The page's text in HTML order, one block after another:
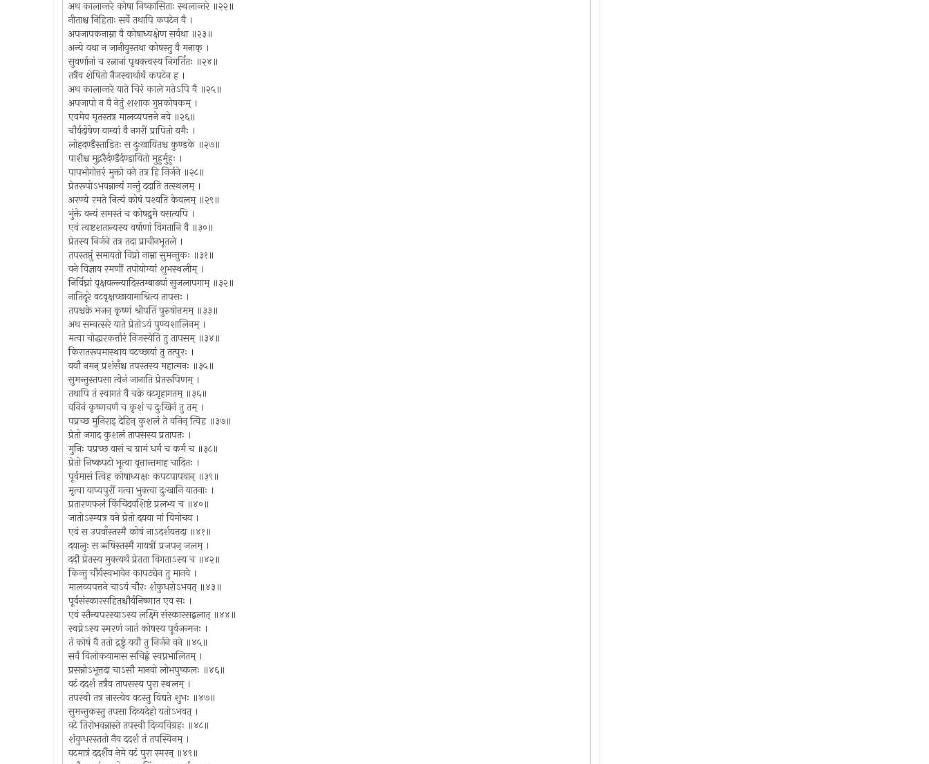
अथ कालान्तरे कोषा निष्कासिताः स्थलान्तरे ॥२२॥
नीताश्च निहिताः सर्वे तथापि कपटेन वै ।
अपजापकनाम्ना वै कोषाध्यक्षेण सर्वथा ॥२३॥
अन्ये यथा न जानीयुस्तथा कोषस्तु वै मनाक् ।
सुवर्णानां च रत्नानां पृथक्त्वस्य निगर्तितः ॥२४॥
तत्रैव शेषितो नैजस्वार्थार्थं कपटेन ह ।
अथ कालान्तरे याते चिरं काले गतेऽपि वै ॥२५॥
अपजापो न वै नेतुं शशाक गुप्तकोषकम् ।
एवमेव मृतस्तत्र मालव्यपत्तने नवे ॥२६॥
चौर्यदोषेण याम्यां वै नगरीं प्रापितो यमैः ।
लोहदण्डैस्ताडितः स दुःखायितश्च कुण्डके ॥२७॥
पाशैश्च मुद्गरैर्दण्डैर्दण्डायितो मुहुर्मुहुः ।
पापभोगोत्तरं मुक्तो वने तत्र हि निर्जने ॥२८॥
प्रेतरूपोऽभवन्नान्यं गन्तुं ददाति तत्स्थलम् ।
अरण्ये रमते नित्यं कोषं पश्यति केवलम् ॥२९॥
भुंक्ते वन्यं समस्तं च कोषद्रुमे वसत्यपि ।
एवं त्वष्टशतान्यस्य वर्षाणां विगतानि वै ॥३०॥
प्रेतस्य निर्जने तत्र तदा प्राचीनभूतले ।
तपस्तप्तुं समायतो विप्रो नाम्ना सुमन्तुकः ॥३१॥
वने विज्ञाय रमणीं तपोयोग्यां शुभस्थलीम् ।
निर्विघ्नां वृक्षवल्ल्यादिस्तम्बाढ्यां सुजलापगाम् ॥३२॥
नातिदूरे वटवृक्षच्छायामाश्रित्य तापसः ।
तपश्चक्रे भजन् कृष्णं श्रीपतिं पुरुषोत्तमम् ॥३३॥
अथ सम्वत्सरे याते प्रेतोऽयं पुण्यशालिनम् ।
मत्वा चोद्धारकर्त्तारं निजस्येति तु तापसम् ॥३४॥
किरातरूपमास्थाय वटच्छायां तु तत्पुरः ।
ययौ नमन् प्रशंसँश्च तपस्तस्य महात्मनः ॥३५॥
सुमन्तुस्तपसा त्वेनं जानाति प्रेतरूपिणम् ।
तथापि तं स्वागतं वै चक्रे वटगृहागतम् ॥३६॥
वनिनं कृष्णवर्णं च कृशं च दुःखिनं तु तम् ।
पप्रच्छ मुनिराड् देहिन् कुशलं ते वनिन् त्विह ॥३७॥
प्रेतो जगाद कुशलं तापसस्य प्रतापतः ।
मुनिः पप्रच्छ वासं च ग्रामं धर्मं च कर्म च ॥३८॥
प्रेतो निष्कपटो भूत्वा वृत्तान्तमाह चादितः ।
पूर्वमासं त्विह कोषाध्यक्षः कपटपापवान् ॥३९॥
मृत्वा याप्यपुरीं गत्वा भुक्त्वा दुःखानि यातनाः ।
प्रतारणफलं किंचिदवशिष्टं प्रलभ्य च ॥४०॥
जातोऽस्म्यत्र वने प्रेतो दयया मां विमोचय ।
एवं स उपवाँस्तस्मै कोषं नाऽदर्शयत्तदा ॥४१॥
दयालुः स ऋषिस्तस्मै गायत्रीं प्रजपन् जलम् ।
ददौ प्रेतस्य मुक्त्यर्थं प्रेतता विगताऽस्य च ॥४२॥
किन्तु चौर्यस्वभावेन कापट्येन तु मानवे ।
मालव्यपत्तने चाऽयं चौरः शंकुधरोऽभवत् ॥४३॥
पूर्वसंस्कारसहितश्चौर्यनिष्णात एव सः ।
एवं स्तैन्यपरस्याऽस्य लक्ष्मि संस्कारसद्बलात् ॥४४॥
स्वप्नेऽस्य स्मरणं जातं कोषस्य पूर्वजन्मनः ।
तं कोषं वै ततो द्रष्टुं ययौ तु निर्जने वने ॥४५॥
सर्वं विलोकयामास सचिह्नं स्वप्नभालितम् ।
प्रसन्नोऽभूत्तदा चाऽसौ मानवो लोभपुष्कलः ॥४६॥
वटं ददर्श तत्रैव तापसस्य पुरा स्थलम् ।
तपस्वी तत्र नास्त्येव वटस्तु विद्यते शुभः ॥४७॥
सुमन्तुकस्तु तपसा दिव्यदेहो यतोऽभवत् ।
वटे तिरोभवन्नास्ते तपस्वी दिव्यविग्रहः ॥४८॥
शंकुधरस्ततो नैव ददर्श तं तपस्विनम् ।
वटमात्रं ददर्शैव नेमे वटं पुरा स्मरन् ॥४९॥